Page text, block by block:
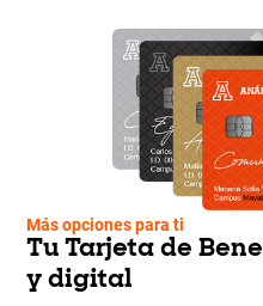
Más opciones para ti
Tu Tarjeta de
y digital